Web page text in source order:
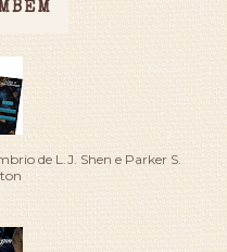
de L.J. Shen e Parker S.